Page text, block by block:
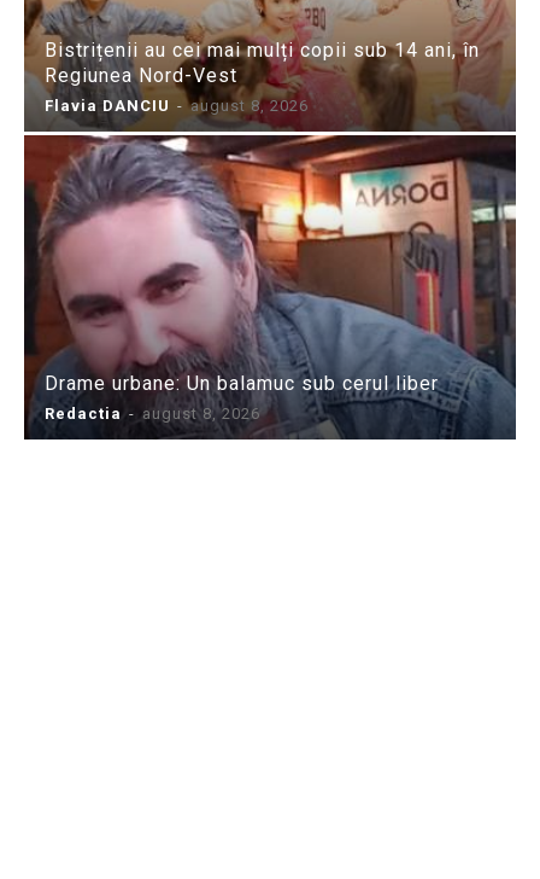
Bistrițenii au cei mai mulți copii sub 14 ani, în
Regiunea Nord-Vest
Flavia DANCIU - august 8, 2026
Drame urbane: Un balamuc sub cerul liber
Redactia - august 8, 2026